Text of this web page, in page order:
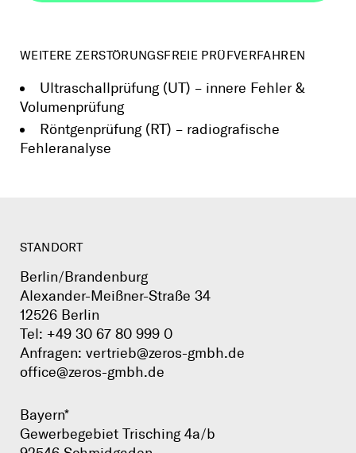
WEITERE ZERSTÖRUNGSFREIE PRÜFVERFAHREN
Ultraschallprüfung (UT) – innere Fehler &
Volumenprüfung
Röntgenprüfung (RT) – radiografische
Fehleranalyse
STANDORT
Berlin/Brandenburg
Alexander-Meißner-Straße 34
12526 Berlin
Tel: +49 30 67 80 999 0
Anfragen: vertrieb@zeros-gmbh.de
office@zeros-gmbh.de
Bayern*
Gewerbegebiet Trisching 4a/b